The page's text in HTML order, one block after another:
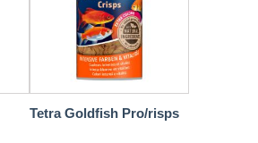
Tetra Goldfish Pro/risps